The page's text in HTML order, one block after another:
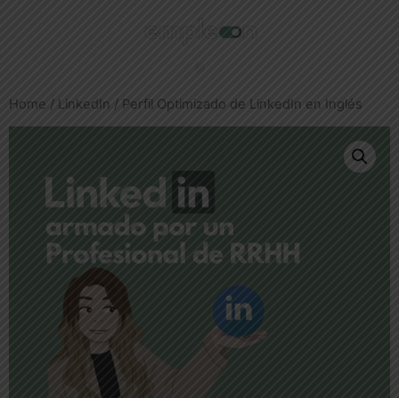
Home / LinkedIn / Perfil Optimizado de LinkedIn en Inglés